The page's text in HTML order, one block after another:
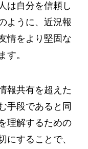
は自分を信頼し
ように、近況報
情をより堅固な
す。
報共有を超えた
手段であると同
理解するための
にすることで、